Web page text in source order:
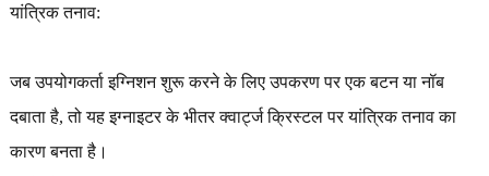
यांत्रिक तनाव:
जब उपयोगकर्ता इग्निशन शुरू करने के लिए उपकरण पर एक बटन या नॉब
दबाता है, तो यह इग्नाइटर के भीतर क्वार्ट्ज क्रिस्टल पर यांत्रिक तनाव का
कारण बनता है।